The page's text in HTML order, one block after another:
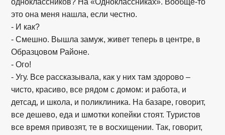
одноклассников? На «Одноклассниках». Вообще-то
это она меня нашла, если честно.
- И как?
- Смешно. Вышла замуж, живет теперь в центре, в
Образцовом Районе.
- Ого!
- Угу. Все рассказывала, как у них там здорово –
чисто, красиво, все рядом с домом: и работа, и
детсад, и школа, и поликлиника. На базаре, говорит,
все дешево, еда и шмотки копейки стоят. Туристов
все время привозят, те в восхищении. Так, говорит,